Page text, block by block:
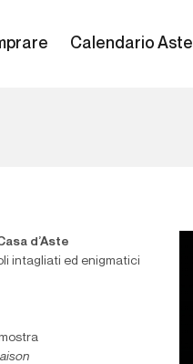
Calendario Aste
d’Aste
intagliati ed enigmatici